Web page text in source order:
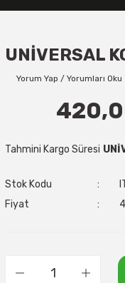
UNİVERSAL
Yorum Yap / Yorumları Oku
Tahmini Kargo Süresi
Stok Kodu
Fiyat